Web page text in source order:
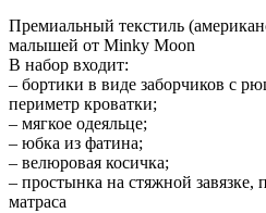
Премиальный текстиль
малышей от Minky Moon
В набор входит:
– бортики в виде заборчиков с
периметр кроватки;
– мягкое одеяльце;
– юбка из фатина;
– велюровая косичка;
– простынка на стяжной
матраса